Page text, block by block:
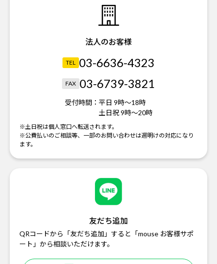
法人のお客様
TEL 03-6636-4323
FAX 03-6739-3821
受付時間： 平日 9時～18時
土日祝 9時～20時
※土日祝は個人窓口へ転送されます。
※公費払いのご相談等、一部のお問い合わせは週明けの対応になり
ます。
友だち追加
QRコードから「友だち追加」すると「mouse お客様サポ
ート」から相談いただけます。